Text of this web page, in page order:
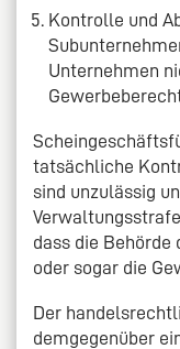
Kontrolle und
Unternehmen
tatsächliche
sind unzulässig
dass die Behörde
oder sogar die
Der
demgegenüber